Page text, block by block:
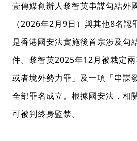
壹傳媒創辦人黎智英串謀勾結外
（2026年2月9日）與其他8名認
是香港國安法實施後首宗涉及勾
件。黎智英2025年12月被裁定
或者境外勢力罪」及一項「串謀
全部罪名成立。根據國安法，相
可被判終身監禁。